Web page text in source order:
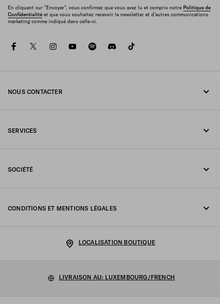
En cliquant sur "Envoyer", vous confirmez que vous avez lu et compris notre Politique de
Confidentialité et que vous souhaitez recevoir la newsletter et d'autres communications
marketing comme indiqué dans celle-ci.
facebooktwitterinstagramyoutubespotifydiscord
NOUS CONTACTER
SERVICES
SOCIÉTÉ
Travailler avec nous
CONDITIONS ET MENTIONS LÉGALES
Politique relative aux cookies
Configuration des cookies
LOCALISATION BOUTIQUE
LIVRAISON AU: LUXEMBOURG/FRENCH